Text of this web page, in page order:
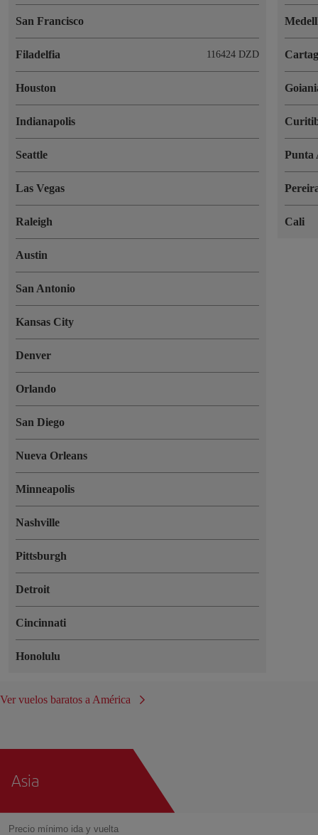
San Francisco
Filadelfia 116424 DZD
Houston
Indianapolis
Seattle
Las Vegas
Raleigh
Austin
San Antonio
Kansas City
Denver
Orlando
San Diego
Nueva Orleans
Minneapolis
Nashville
Pittsburgh
Detroit
Cincinnati
Honolulu
Punta
Cali
Ver vuelos baratos a América
Asia
Precio mínimo ida y vuelta